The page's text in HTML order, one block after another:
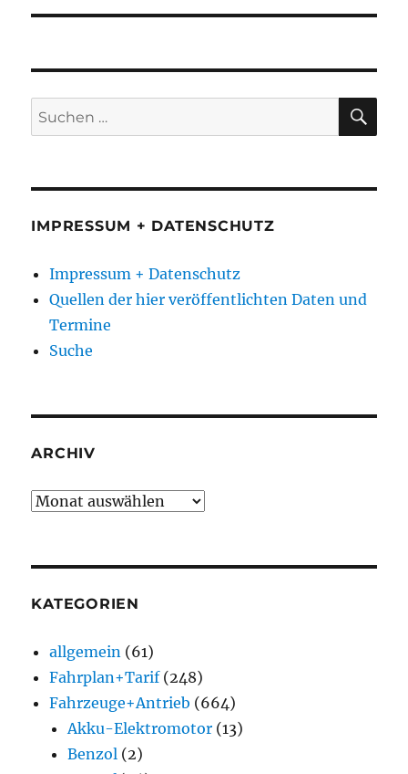
Suchen
nach:
IMPRESSUM + DATENSCHUTZ
Impressum + Datenschutz
Quellen der hier veröffentlichten Daten und
Termine
Suche
ARCHIV
Archiv
KATEGORIEN
allgemein (61)
Fahrplan+Tarif(248)
Fahrzeuge+Antrieb (664)
Akku-Elektromotor (13)
Benzol (2)